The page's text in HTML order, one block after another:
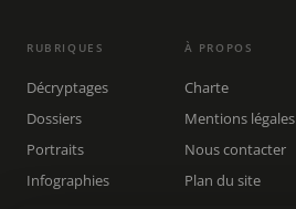
RUBRIQUES
Décryptages
Dossiers
Portraits
Infographies
À PROPOS
Charte
Mentions légales
Nous contacter
Plan du site